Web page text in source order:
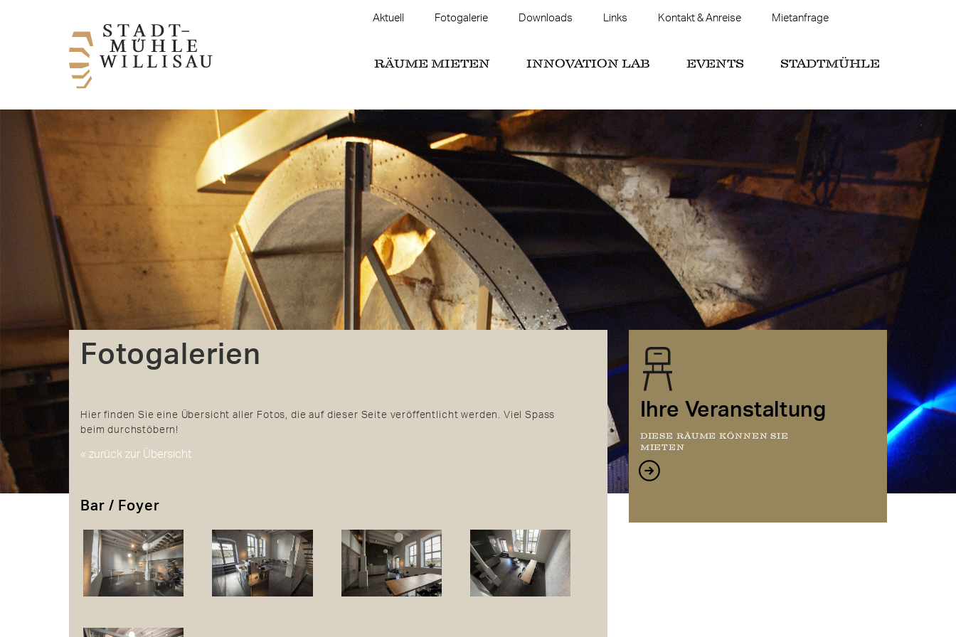
Aktuell Fotogalerie Downloads Links Kontakt & Anreise Mietanfrage
RÄUME MIETEN INNOVATION LAB EVENTS STADTMÜHLE
Fotogalerien
Hier finden Sie eine Übersicht aller Fotos, die auf dieser Seite veröffentlicht werden. Viel Spass
beim durchstöbern!
« zurück zur Übersicht
Bar / Foyer
Ihre Veranstaltung
DIESE RÄUME KÖNNEN SIE
MIETEN